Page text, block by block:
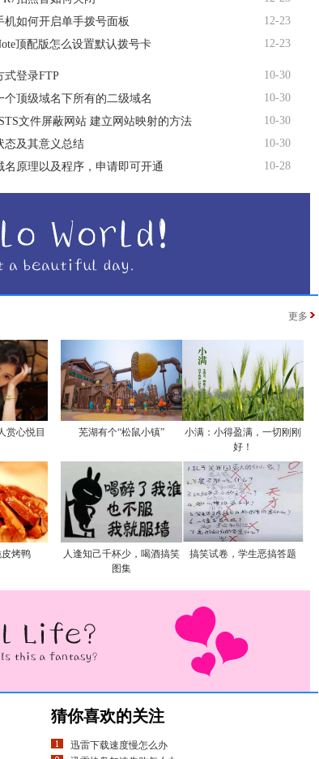
机如何开启单手拨号面板
12-23
顶配版怎么设置默认拨号卡
12-23
式登录FTP
10-30
个顶级域名下所有的二级域名
10-30
文件屏蔽网站 建立网站映射的方法
10-30
态及其意义总结
10-30
名原理以及程序，申请即可开通
10-28
更多
赏心悦目 芜湖有个“松鼠小镇”
小满：小得盈满，一切刚刚
好！
烤鸭
人逢知己千杯少，喝酒搞笑
图集
搞笑试卷，学生恶搞答题
猜你喜欢的关注
迅雷下载速度慢怎么办